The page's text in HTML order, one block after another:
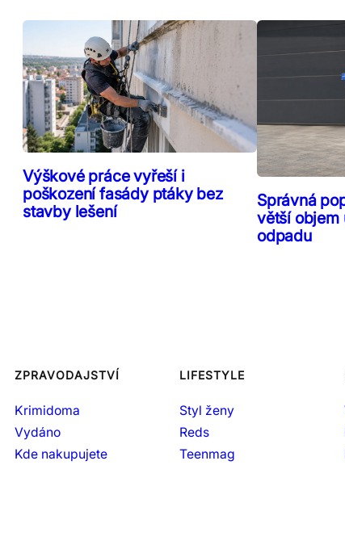
Výškové práce vyřeší i
poškození fasády ptáky bez
stavby lešení
Správná
větší objem
odpadu
ZPRAVODAJSTVÍ
Krimidoma
Vydáno
Kde nakupujete
LIFESTYLE
Styl ženy
Reds
Teenmag